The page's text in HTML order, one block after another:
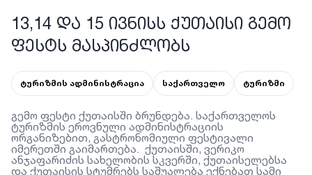
13,14 ᲓᲐ 15 ᲘᲕᲜᲘᲡᲡ ᲥᲣᲗᲐᲘᲡᲘ ᲒᲔᲛᲝ
ᲤᲔᲡᲢᲡ ᲛᲐᲡᲞᲘᲜᲫᲚᲝᲑᲡ
ტურიზმის ადმინისტრაცია საქართველო ტურიზმი
გემო ფესტი ქუთაისში ბრუნდება. საქართველოს
ტურიზმის ეროვნული ადმინისტრაციის
ორგანიზებით, გასტრონომიული ფესტივალი
იმერეთში გაიმართება. ქუთაისში, ვერიკო
ანჯაფარიძის სახელობის სკვერში, ქუთაისელებსა
და ქუთაისის სტუმრებს საშუალება ექნებათ სამი